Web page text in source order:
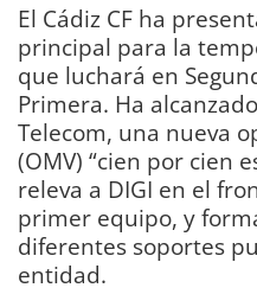
El Cádiz CF ha
principal para la
que luchará en
Primera. Ha
Telecom, una nueva
(OMV) “cien por cien
releva a DIGI en el
primer equipo, y
diferentes soportes
entidad.